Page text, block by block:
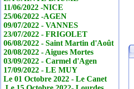
11/06/2022 -NICE
25/06/2022 -AGEN
09/07/2022 - VANNES
23/07/2022 - FRIGOLET
06/08/2022 - Saint Martin d'Août
20/08/2022 - Aigues Mortes
03/09/2022 - Carmel d'Agen
17/09/2022 - LE MUY
Le 01 Octobre 2022 - LeCanet